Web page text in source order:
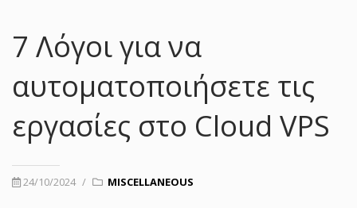
7 Λόγοι για να
αυτοματοποιήσετε τις
εργασίες στο Cloud VPS
24/10/2024 / MISCELLANEOUS